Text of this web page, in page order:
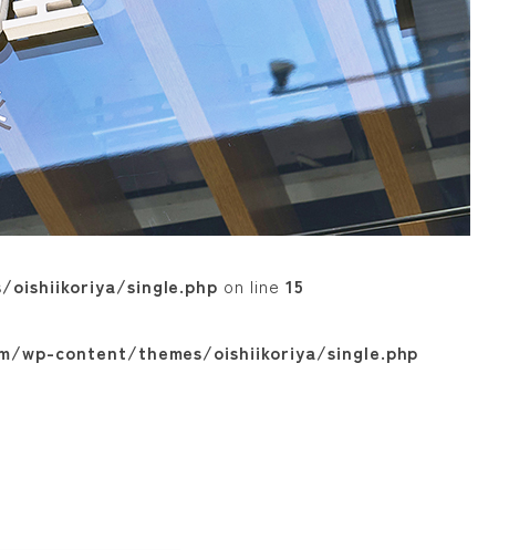
oishiikoriya/single.php on line 15
wp-content/themes/oishiikoriya/single.php